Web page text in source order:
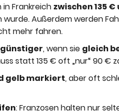
in Frankreich zwischen 135 €
Außerdem werden
mehr fahren.
günstiger, wenn sie gleich
statt 135 € oft „nur“ 90 €
gelb markiert, aber oft
: Franzosen halten nur